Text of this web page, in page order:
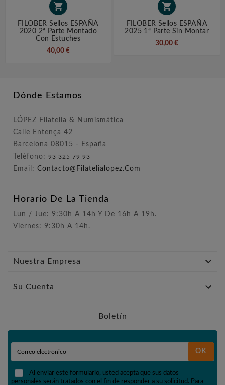

FILOBER Sellos ESPAÑA
2020 2ª Parte Montado
Con Estuches
40,00 €

FILOBER Sellos ESPAÑA
2025 1ª Parte Sin Montar
30,00 €
Dónde Estamos
LÓPEZ Filatelia & Numismática
Calle Entença 42
Barcelona 08015 - España
Teléfono: 93 325 79 93
Email: Contacto@filatelialopez.com
Horario De La Tienda
Lun / Jue: 9:30h A 14h Y De 16h A 19h.
Viernes: 9:30h A 14h.
Nuestra Empresa 
Su Cuenta 
Boletín
OK
Al enviar este formulario, usted acepta que sus datos
personales serán tratados con el fin de responder a su solicitud. Para